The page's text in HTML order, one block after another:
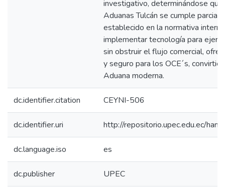
investigativo, determinándose
Aduanas Tulcán se cumple
establecido en la normativa
implementar tecnología para
sin obstruir el flujo comercial,
y seguro para los OCE´s,
Aduana moderna.
dc.identifier.citation CEYNI-506
dc.identifier.uri http://repositorio.upec.edu.ec/
dc.language.iso es
dc.publisher UPEC